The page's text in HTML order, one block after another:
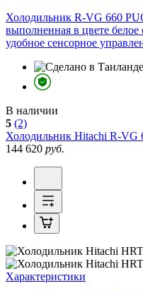
Холодильник R-VG 660
выполненная в цвете
удобное сенсорное
В наличии
5 (2)
Холодильник Hitachi R-VG
144 620 руб.
Характеристики